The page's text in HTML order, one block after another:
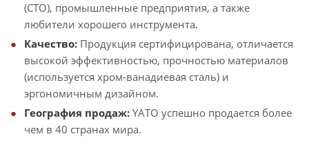
(СТО), промышленные предприятия, а также
любители хорошего инструмента.
Качество: Продукция сертифицирована, отличается
высокой эффективностью, прочностью материалов
(используется хром-ванадиевая сталь) и
эргономичным дизайном.
География продаж: YATO успешно продается более
чем в 40 странах мира.